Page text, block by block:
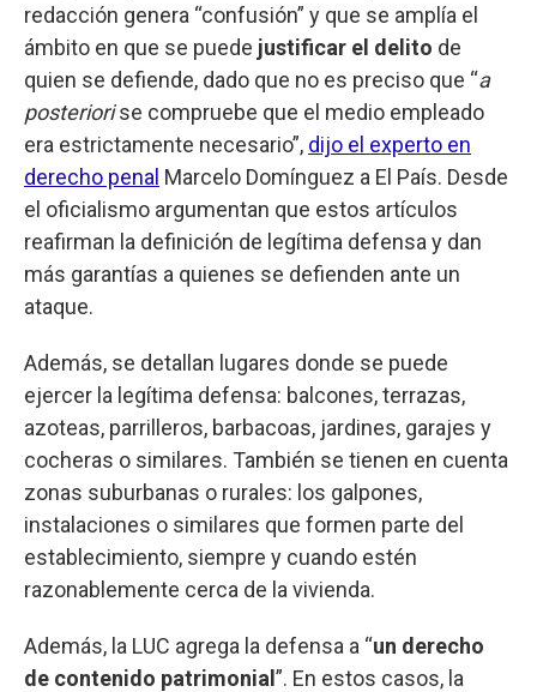
redacción genera “confusión” y que se amplía el
ámbito en que se puede justificar el delito de
quien se defiende, dado que no es preciso que “a
posteriorise compruebe que el medio empleado
era estrictamente necesario”, dijo el experto en
derecho penal Marcelo Domínguez a El País. Desde
el oficialismo argumentan que estos artículos
reafirman la definición de legítima defensa y dan
más garantías a quienes se defienden ante un
ataque.
Además, se detallan lugares donde se puede
ejercer la legítima defensa: balcones, terrazas,
azoteas, parrilleros, barbacoas, jardines, garajes y
cocheras o similares. También se tienen en cuenta
zonas suburbanas o rurales: los galpones,
instalaciones o similares que formen parte del
establecimiento, siempre y cuando estén
razonablemente cerca de la vivienda.
Además, la LUC agrega la defensa a “un derecho
de contenido patrimonial ”. En estos casos, la